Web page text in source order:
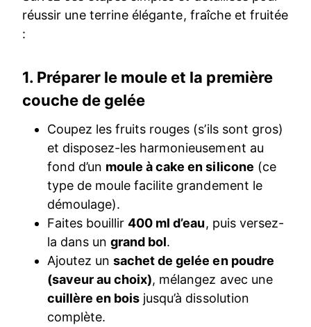
réussir une terrine élégante, fraîche et fruitée
:
1. Préparer le moule et la première
couche de gelée
Coupez les fruits rouges (s’ils sont gros)
et disposez-les harmonieusement au
fond d’un moule à cake en silicone (ce
type de moule facilite grandement le
démoulage).
Faites bouillir400 ml d’eau, puis versez-
la dans ungrand bol.
Ajoutez unsachet de gelée en poudre
(saveur au choix), mélangez avec une
cuillère en bois jusqu’à dissolution
complète.